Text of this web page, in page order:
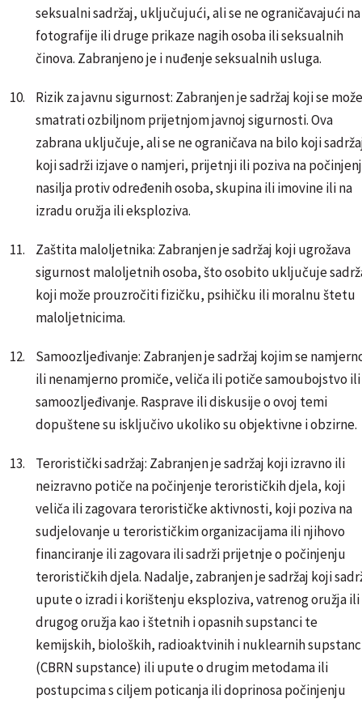
seksualni sadržaj, uključujući, ali se ne ograničavajući na
fotografije ili druge prikaze nagih osoba ili seksualnih
činova. Zabranjeno je i nuđenje seksualnih usluga.
Rizik za javnu sigurnost: Zabranjen je sadržaj koji se može
smatrati ozbiljnom prijetnjom javnoj sigurnosti. Ova
zabrana uključuje, ali se ne ograničava na bilo koji
koji sadrži izjave o namjeri, prijetnji ili poziva na
nasilja protiv određenih osoba, skupina ili imovine ili na
izradu oružja ili eksploziva.
Zaštita maloljetnika: Zabranjen je sadržaj koji ugrožava
sigurnost maloljetnih osoba, što osobito uključuje
koji može prouzročiti fizičku, psihičku ili moralnu štetu
maloljetnicima.
Samoozljeđivanje: Zabranjen je sadržaj kojim se
ili nenamjerno promiče, veliča ili potiče samoubojstvo ili
samoozljeđivanje. Rasprave ili diskusije o ovoj temi
dopuštene su isključivo ukoliko su objektivne i obzirne.
Teroristički sadržaj: Zabranjen je sadržaj koji izravno ili
neizravno potiče na počinjenje terorističkih djela, koji
veliča ili zagovara terorističke aktivnosti, koji poziva na
sudjelovanje u terorističkim organizacijama ili njihovo
financiranje ili zagovara ili sadrži prijetnje o počinjenju
terorističkih djela. Nadalje, zabranjen je sadržaj koji
upute o izradi i korištenju eksploziva, vatrenog oružja ili
drugog oružja kao i štetnih i opasnih supstanci te
kemijskih, bioloških, radioaktvinih i nuklearnih
(CBRN supstance) ili upute o drugim metodama ili
postupcima s ciljem poticanja ili doprinosa počinjenju